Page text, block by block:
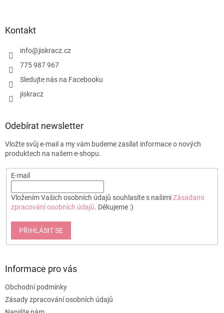
Kontakt
info@jiskracz.cz
775 987 967
Sledujte nás na Facebooku
jiskracz
Odebírat newsletter
Vložte svůj e-mail a my vám budeme zasílat informace o nových
produktech na našem e-shopu.
E-mail
Vložením Vašich osobních údajů souhlasíte s našimiZásadami
zpracování osobních údajů. Děkujeme :)
PŘIHLÁSIT SE
Informace pro vás
Obchodní podmínky
Zásady zpracování osobních údajů